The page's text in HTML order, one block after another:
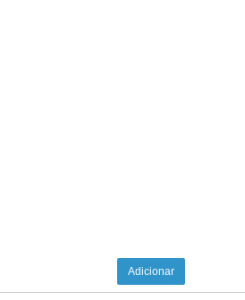
Adicionar